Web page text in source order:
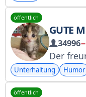
öffentlich
GUTE
34996
Der freundlichste
Unterhaltung Humor
öffentlich